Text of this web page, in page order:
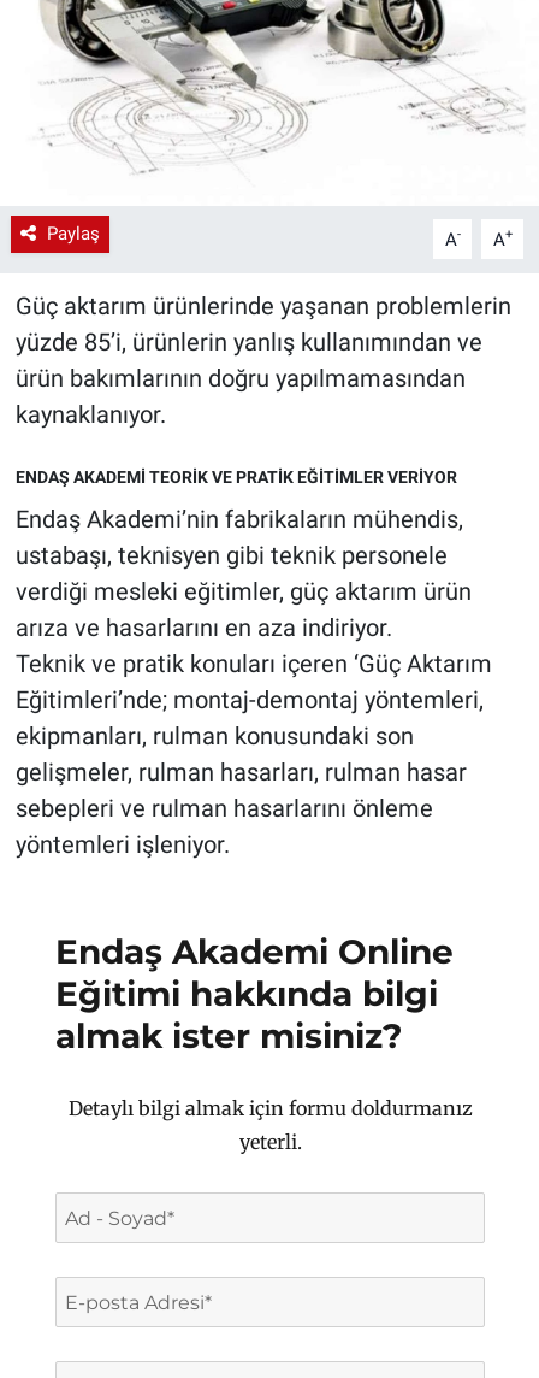
Paylaş A- A+
Güç aktarım ürünlerinde yaşanan problemlerin
yüzde 85’i, ürünlerin yanlış kullanımından ve
ürün bakımlarının doğru yapılmamasından
kaynaklanıyor.
ENDAŞ AKADEMİ TEORİK VE PRATİK EĞİTİMLER VERİYOR
Endaş Akademi’nin fabrikaların mühendis,
ustabaşı, teknisyen gibi teknik personele
verdiği mesleki eğitimler, güç aktarım ürün
arıza ve hasarlarını en aza indiriyor.
Teknik ve pratik konuları içeren ‘Güç Aktarım
Eğitimleri’nde; montaj-demontaj yöntemleri,
ekipmanları, rulman konusundaki son
gelişmeler, rulman hasarları, rulman hasar
sebepleri ve rulman hasarlarını önleme
yöntemleri işleniyor.